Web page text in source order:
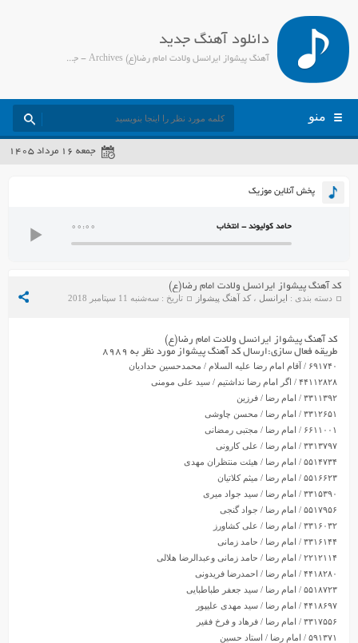
دانلود آهنگ جدید
آهنگ پیشواز ایرانسل ولادت امام رضا(ع) Archives - جمیل مدیا
منو
جمعه ۱۶ مرداد ۱۴۰۵
پخش آنلاین موزیک
00:00 حامد کولیوند - انتخاب
کد آهنگ پیشواز ایرانسل ولادت امام رضا(ع)
دسته بندی : ایرانسل ،کد آهنگ پیشواز تاریخ : سه‌شنبه 11 سپتامبر 2018
کد آهنگ پیشواز ایرانسل ولادت امام رضا(ع)
طریقه فعال سازی:ارسال کد آهنگ پیشواز مورد نظر به ۸۹۸۹
۶۹۱۷۴۰ / آقام امام رضا علیه السلام / محمدحسین حدادیان
۴۴۱۱۲۸۲۸ / اگر امام رضا نداشتیم / سید علی مومنی
۳۳۱۱۳۹۲ / امام رضا / فرزین
۳۳۱۲۶۵۱ / امام رضا / محسن چاوشی
۶۶۱۱۰۰۱ / امام رضا / مجتبی رمضانی
۳۳۱۳۷۹۷ / امام رضا / علی کارونی
۵۵۱۴۷۳۴ / امام رضا / هیئت منتظران مهدی
۵۵۱۶۶۲۳ / امام رضا / میثم کلاتیان
۳۳۱۵۳۹۰ / امام رضا / سید جواد میری
۵۵۱۷۹۵۶ / امام رضا / جواد گنجی
۳۳۱۶۰۳۲ / امام رضا / علی کشاورز
۳۳۱۶۱۴۴ / امام رضا / حامد زمانی
۲۲۱۲۱۱۴ / امام رضا / حامد زمانی وعبدالرضا هلالی
۴۴۱۸۲۸۰ / امام رضا / احمدرضا فریدونی
۵۵۱۸۷۲۳ / امام رضا / سید جعفر طباطبایی
۴۴۱۸۶۹۷ / امام رضا / سید مهدی علیپور
۳۳۱۷۵۵۶ / امام رضا / فرهاد و فرخ فقیر
۵۹۱۳۷۱ / امام رضا / استاد حسین